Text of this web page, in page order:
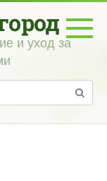
и уход за